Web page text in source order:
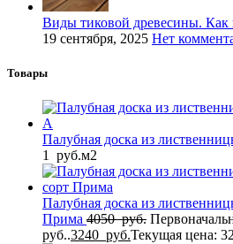
Виды тиковой древесины. Как
19 сентября, 2025 Нет
Товары
Палубная доска из
1
руб.м2
Палубная доска из
Прима 4050руб.
руб..3240 руб.Текущая цена: